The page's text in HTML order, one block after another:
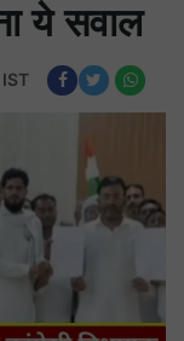
ये सवाल